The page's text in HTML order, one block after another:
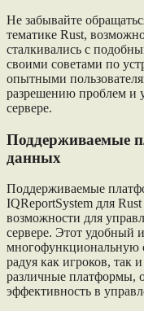
Не забывайте
тематике Rust,
сталкивались с
своими советами по
опытными
разрешению проблем и
сервере.
Поддерживаемые
данных
Поддерживаемые
IQReportSystem для
возможности для
сервере. Этот удобный
многофункциональную
радуя как игроков, так
различные платформы,
эффективность в